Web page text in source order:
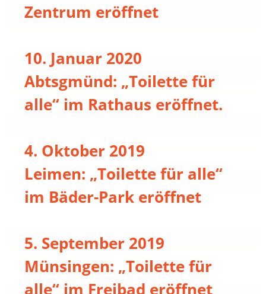
Zentrum eröffnet
10. Januar 2020
Abtsgmünd: „Toilette für
alle“ im Rathaus eröffnet.
4. Oktober 2019
Leimen: „Toilette für alle“
im Bäder-Park eröffnet
5. September 2019
Münsingen: „Toilette für
alle“ im Freibad eröffnet